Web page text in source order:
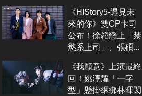
《HIStory5-遇見未
來的你》雙CP卡司
公布！徐韜戀上「禁
慾系上司」、張碩...
《我願意》上演最終
回！姚淳耀「一字
型」懸掛綑綁林暉閔